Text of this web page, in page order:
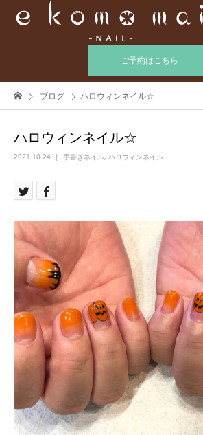
ご予約はこちら
ブログ ハロウィンネイル☆
ハロウィンネイル☆
2021.10.24 手書きネイル, ハロウィンネイル